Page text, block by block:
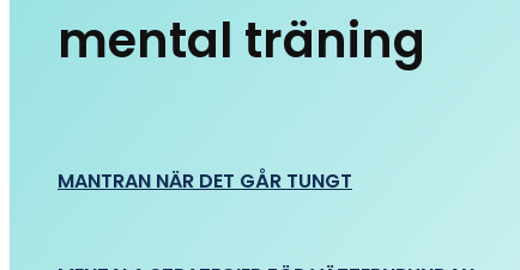
mental träning
MANTRAN NÄR DET GÅR TUNGT